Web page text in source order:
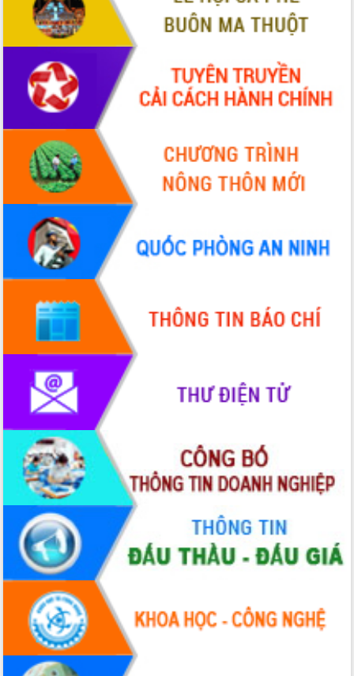
phá cơ chế - Hợp tác công tư
Đề án 06 tạo bước ngoặt đột phá trong
cải cách hành chính tỉnh Đắk Lắk
Kết nối tour, đẩy mạnh chuyển đổi số
để phát triển du lịch Đắk Lắk
Khởi động Dự án Đầu tư xây dựng hạ
tầng kỹ thuật Cụm công nghiệp Tân
Tiến
Gặp mặt các cơ quan báo chí nhân Kỷ
niệm 101 năm Ngày Báo chí Cách
mạng Việt Nam
Đắk Lắk sơ kết 4 năm triển khai thực
hiện Đề án 06 của Chính phủ
Họp báo thông tin về Hội nghị Công bố
Quy hoạch và Xúc tiến đầu tư tỉnh Đắk
Khơi thông điểm nghẽn, đẩy nhanh
giải ngân vốn khắc phục thiên tai
HĐND tỉnh thông qua điều chỉnh Quy
hoạch tỉnh thời kỳ 2021-2030
Hội thảo góp ý hồ sơ điều chỉnh quy
hoạch tỉnh Đắk Lắk thời kỳ 2021-2030,
tầm nhìn đến năm 2050
Nâng cao hiệu quả hoạt động của các
doanh nghiệp nhà nước
Hội nghị triển khai kết nối mạng
truyền số liệu chuyên dùng phục vụ cơ
quan Đảng, Nhà nước
Lễ phát động chuỗi hoạt động chung
tay làm sạch môi trường
Xã Ea Kar bước chuyển mình trong
công tác cải cách hành chính mô hình
mới
UBND tỉnh họp báo định kỳ tháng 4
năm 2026
Hội thảo khoa học “Giải pháp thúc đẩy
phát triển nền kinh tế xanh tại tỉnh
Đắk Lắk”